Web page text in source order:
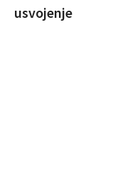
usvojenje